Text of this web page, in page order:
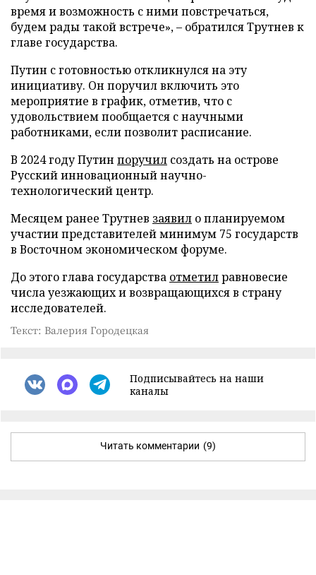
время и возможность с ними повстречаться,
будем рады такой встрече», – обратился Трутнев к
главе государства.
Путин с готовностью откликнулся на эту
инициативу. Он поручил включить это
мероприятие в график, отметив, что с
удовольствием пообщается с научными
работниками, если позволит расписание.
В 2024 году Путин поручил создать на острове
Русский инновационный научно-
технологический центр.
Месяцем ранее Трутнев заявил о планируемом
участии представителей минимум 75 государств
в Восточном экономическом форуме.
До этого глава государства отметилравновесие
числа уезжающих и возвращающихся в страну
исследователей.
Текст: Валерия Городецкая
Подписывайтесь на наши
каналы
Читать комментарии (9)